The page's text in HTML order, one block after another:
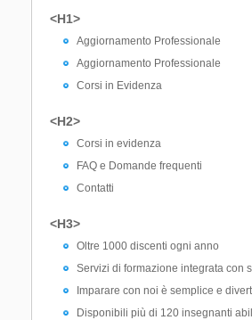
<H1>
Aggiornamento Professionale
Aggiornamento Professionale
Corsi in Evidenza
<H2>
Corsi in evidenza
FAQ e Domande frequenti
Contatti
<H3>
Oltre 1000 discenti ogni anno
Servizi di formazione integrata con
Imparare con noi è semplice e
Disponibili più di 120 insegnanti